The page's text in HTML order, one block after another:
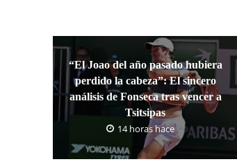
“El Joao del año pasado hubiera
perdido la cabeza”: El sincero
análisis de Fonseca tras vencer a
Tsitsipas
14 horas hace